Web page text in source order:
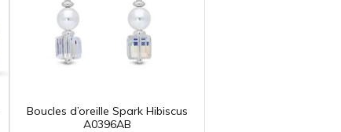
Boucles d’oreille Spark Hibiscus
A0396AB